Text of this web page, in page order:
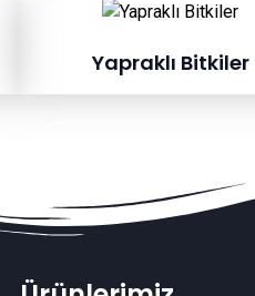
Yapraklı Bitkiler